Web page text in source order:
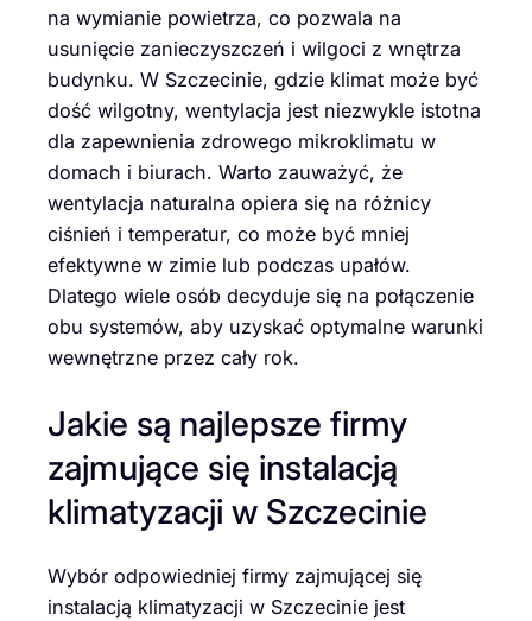
na wymianie powietrza, co pozwala na
usunięcie zanieczyszczeń i wilgoci z wnętrza
budynku. W Szczecinie, gdzie klimat może być
dość wilgotny, wentylacja jest niezwykle istotna
dla zapewnienia zdrowego mikroklimatu w
domach i biurach. Warto zauważyć, że
wentylacja naturalna opiera się na różnicy
ciśnień i temperatur, co może być mniej
efektywne w zimie lub podczas upałów.
Dlatego wiele osób decyduje się na połączenie
obu systemów, aby uzyskać optymalne warunki
wewnętrzne przez cały rok.
Jakie są najlepsze firmy
zajmujące się instalacją
klimatyzacji w Szczecinie
Wybór odpowiedniej firmy zajmującej się
instalacją klimatyzacji w Szczecinie jest